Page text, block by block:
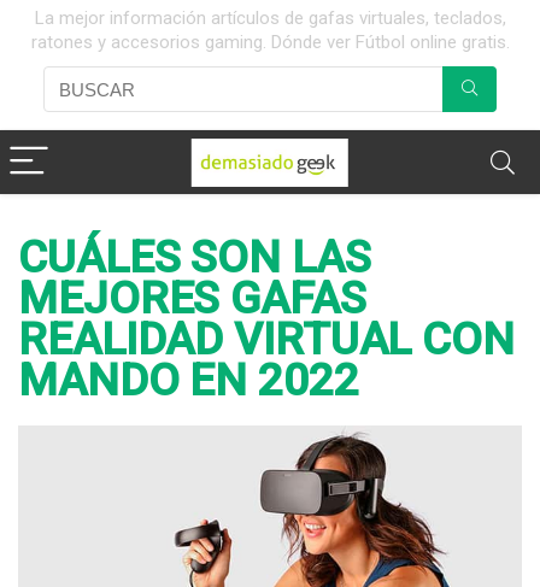
La mejor información artículos de gafas virtuales, teclados,
ratones y accesorios gaming. Dónde ver Fútbol online gratis.
CUÁLES SON LAS
MEJORES GAFAS
REALIDAD VIRTUAL CON
MANDO EN 2022